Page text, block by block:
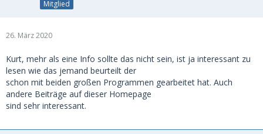
Mitglied
26. März 2020
Kurt, mehr als eine Info sollte das nicht sein, ist ja interessant zu
lesen wie das jemand beurteilt der
schon mit beiden großen Programmen gearbeitet hat. Auch
andere Beiträge auf dieser Homepage
sind sehr interessant.